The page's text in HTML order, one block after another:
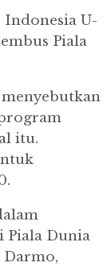
U-
Piala
itu.
Piala Dunia
Darmo,